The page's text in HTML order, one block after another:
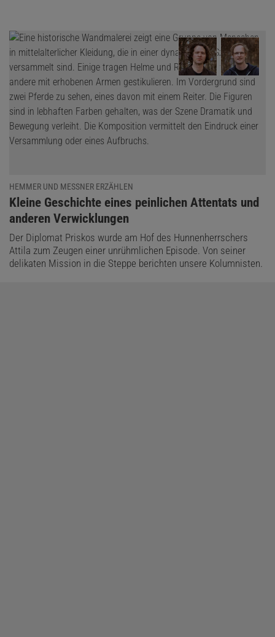
HEMMER UND MESSNER ERZÄHLEN
:
Kleine Geschichte eines peinlichen Attentats und
anderen Verwicklungen
Der Diplomat Priskos wurde am Hof des Hunnenherrschers
Attila zum Zeugen einer unrühmlichen Episode. Von seiner
delikaten Mission in die Steppe berichten unsere Kolumnisten.